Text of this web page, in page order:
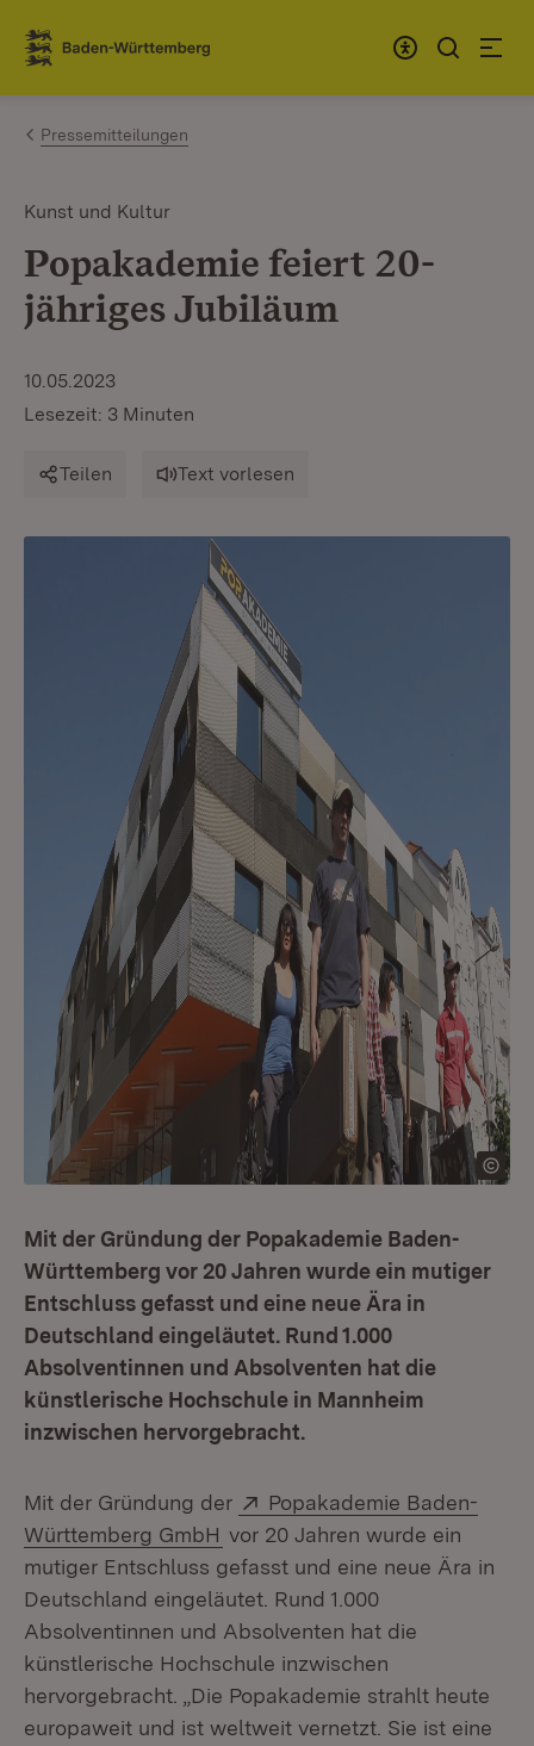
Zum Inhalt springen
Link zur Startseite
Pressemitteilungen
Kunst und Kultur
Popakademie feiert 20-
jähriges Jubiläum
10.05.2023
Lesezeit: 3 Minuten
Teilen Text vorlesen
Mit der Gründung der Popakademie Baden-
Württemberg vor 20 Jahren wurde ein mutiger
Entschluss gefasst und eine neue Ära in
Deutschland eingeläutet. Rund 1.000
Absolventinnen und Absolventen hat die
künstlerische Hochschule in Mannheim
inzwischen hervorgebracht.
Mit der Gründung der Extern:
Popakademie Baden-
Württemberg GmbH (Öffnet in neuem Fenster)
vor 20 Jahren wurde ein
mutiger Entschluss gefasst und eine neue Ära in
Deutschland eingeläutet. Rund 1.000
Absolventinnen und Absolventen hat die
künstlerische Hochschule inzwischen
hervorgebracht. „Die Popakademie strahlt heute
europaweit und ist weltweit vernetzt. Sie ist eine